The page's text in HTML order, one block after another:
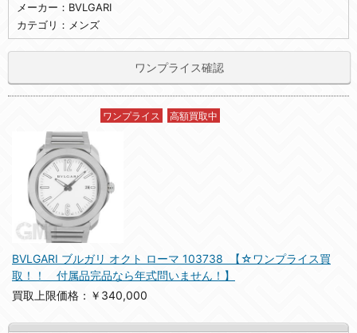
メーカー：BVLGARI
カテゴリ：メンズ
ワンプライス確認
ワンプライス 高額買取中
BVLGARI ブルガリ オクト ローマ 103738 【☆ワンプライス買
取！！ 付属品完品なら年式問いません！】
買取上限価格：￥340,000